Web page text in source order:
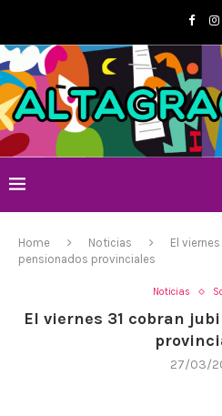
Home Noticias
El
pensionados provinciales
Noticias
El viernes 31 cobran
27/03/